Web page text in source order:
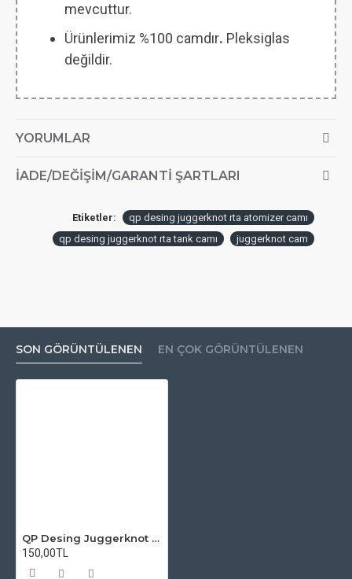
mevcuttur.
Ürünlerimiz %100 camdır. Pleksiglas
değildir.
YORUMLAR
İADE/DEĞIŞIM/GARANTI ŞARTLARI
Etiketler:
qp desing juggerknot rta atomizer camı
qp desing juggerknot rta tank camı
juggerknot cam
SON GÖRÜNTÜLENEN EN ÇOK GÖRÜNTÜLENEN
QP Desing Juggerknot RTA Atomizer Camı
150,00TL